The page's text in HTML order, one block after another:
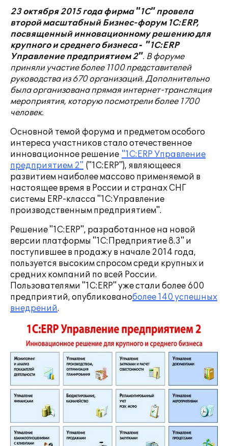
23 октября 2015 года фирма "1С" провела
второй масштабный Бизнес-форум 1С:ERP,
посвященный инновационному решению для
крупного и среднего бизнеса ‑ "1С:ERP
Управление предприятием 2". В форуме
приняли участие более 1100 представителей
руководства из 670 организаций. Дополнительно
была организована прямая интернет-трансляция
мероприятия, которую посмотрели более 1700
человек.
Основной темой форума и предметом особого
интереса участников стало отечественное
инновационное решение "1С:ERP Управление
предприятием 2" ("1С:ERP"), являющееся
развитием наиболее массово применяемой в
настоящее время в России и странах СНГ
системы ERP-класса "1С:Управление
производственным предприятием".
Решение "1С:ERP", разработанное на новой
версии платформы "1С:Предприятие 8.3" и
поступившее в продажу в начале 2014 года,
пользуется высоким спросом среди крупных и
средних компаний по всей России.
Пользователями "1C:ERP" уже стали более 600
предприятий, опубликованоболее 140 успешных
внедрений.